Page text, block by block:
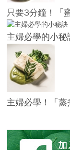
只要3分鐘！「
主婦必學的小
主婦必學！「